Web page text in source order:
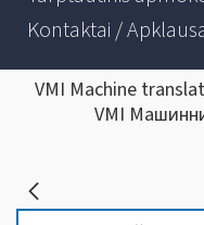
Kontaktai /
VMI Machine
VMI